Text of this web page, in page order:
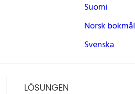
Suomi
Norsk bokmål
Svenska
LÖSUNGEN